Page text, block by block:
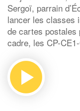
Sergoï, parrain
lancer les classes
de cartes postales
cadre, les CP-